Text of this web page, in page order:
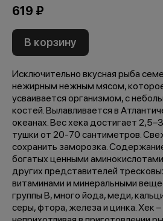
619 ₽
В корзину
Исключительно вкусная рыба
нежирным нежным мясом,
усваивается организмом, с
костей. Вылавливается в
океанах. Вес хека достигает
тушки от 20-70 сантиметров.
сохранить заморозка.
богатых ценными
других представителей
витаминами и минеральными
группы В, много йода, меди,
серы, фтора, железа и цинка. Хек –